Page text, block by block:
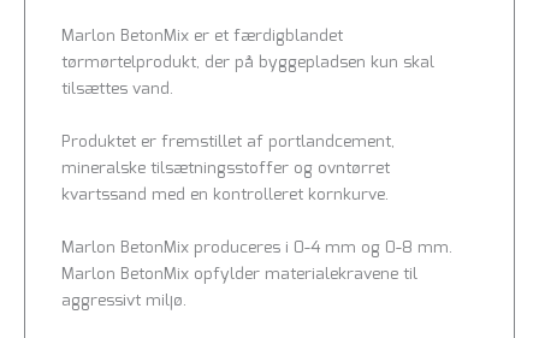
Marlon BetonMix er et færdigblandet
tørmørtelprodukt, der på byggepladsen kun skal
tilsættes vand.
Produktet er fremstillet af portlandcement,
mineralske tilsætningsstoffer og ovntørret
kvartssand med en kontrolleret kornkurve.
Marlon BetonMix produceres i 0-4 mm og 0-8 mm.
Marlon BetonMix opfylder materialekravene til
aggressivt miljø.